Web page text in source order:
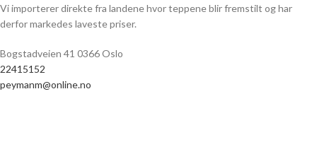
Vi importerer direkte fra landene hvor teppene blir fremstilt og har
derfor markedes laveste priser.
Bogstadveien 41 0366 Oslo
22415152
peymanm@online.no